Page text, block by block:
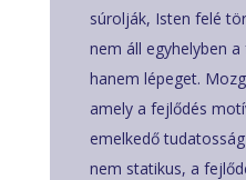
súrolják, Isten felé
nem áll egyhelyben
hanem lépeget.
amely a fejlődés
emelkedő
nem statikus, a